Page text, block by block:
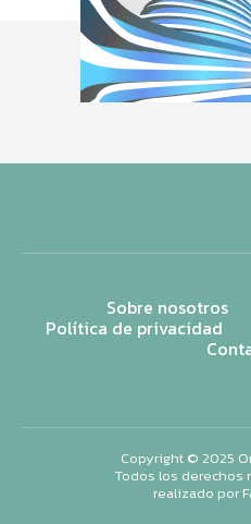
Sobre nosotros
Política de privacidad
Copyright © 2025
Todos los derechos
realizado por